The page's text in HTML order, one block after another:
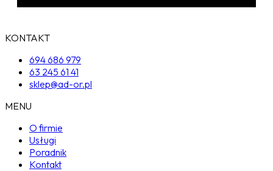
KONTAKT
694 686 979
63 245 61 41
sklep@ad-or.pl
MENU
O firmie
Usługi
Poradnik
Kontakt